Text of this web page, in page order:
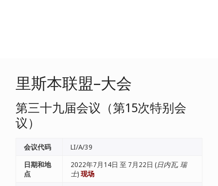
里斯本联盟–大会
第三十九届会议（第15次特别会
议）
会议代码
LI/A/39
日期和地
点
2022年7月14日 至 7月22日 (日内瓦, 瑞
士) 现场